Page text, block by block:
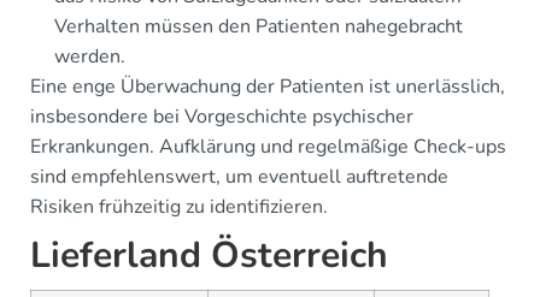
Verhalten müssen den Patienten nahegebracht
werden.
Eine enge Überwachung der Patienten ist unerlässlich,
insbesondere bei Vorgeschichte psychischer
Erkrankungen. Aufklärung und regelmäßige Check-ups
sind empfehlenswert, um eventuell auftretende
Risiken frühzeitig zu identifizieren.
Lieferland Österreich